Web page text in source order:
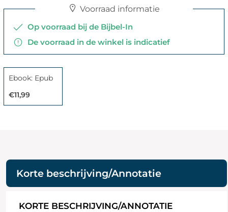
Voorraad informatie
Op voorraad bij de Bijbel-In
De voorraad in de winkel is indicatief
Ebook: Epub
€11,99
Korte beschrijving/Annotatie
KORTE BESCHRIJVING/ANNOTATIE